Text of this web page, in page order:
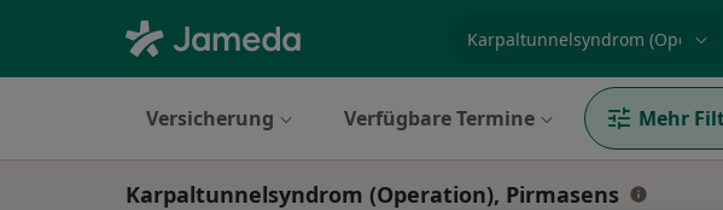
Versicherung Verfügbare Termine Mehr
Karpaltunnelsyndrom (Operation), Pirmasens